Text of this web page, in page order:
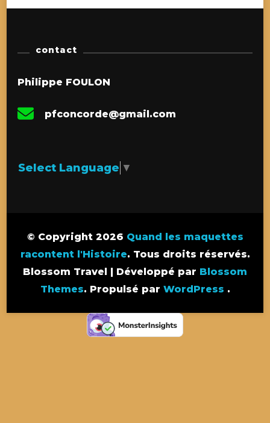
contact
Philippe FOULON
pfconcorde@gmail.com
Select Language ▼
© Copyright 2026 Quand les maquettes
racontent l'Histoire. Tous droits réservés.
Blossom Travel | Développé par Blossom
Themes. Propulsé par WordPress .